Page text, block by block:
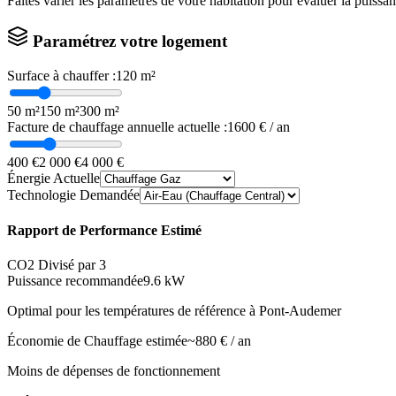
Paramétrez votre logement
Surface à chauffer :120 m²
50 m²150 m²300 m²
Facture de chauffage annuelle actuelle :1600 € / an
400 €2 000 €4 000 €
Énergie Actuelle
Technologie Demandée
Rapport de Performance Estimé
CO2 Divisé par 3
Puissance recommandée9.6 kW
Optimal pour les températures de référence à Pont-Audemer
Économie de Chauffage estimée~880 € / an
Moins de dépenses de fonctionnement